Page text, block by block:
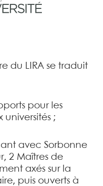
du LIRA se traduit
pour les
universités ;
avec Sorbonne
2 Maîtres de
axés sur la
puis ouverts à